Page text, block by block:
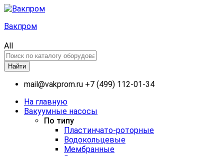
Вакпром
All
Найти
mail@vakprom.ru +7 (499) 112-01-34
На главную
Вакуумные насосы
По типу
Пластинчато-роторные
Водокольцевые
Мембранные